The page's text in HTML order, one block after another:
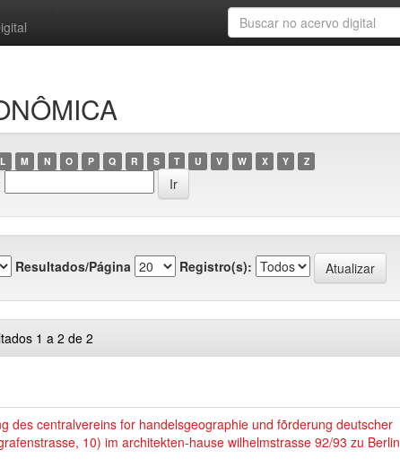
L M N O P Q R S T U V W X Y Z
Resultados/Página Registro(s):
1 a 2 de 2
des centralvereins for handelsgeographie und fõrderung deutscher
10) im architekten-hause wilhelmstrasse 92/93 zu Berlin